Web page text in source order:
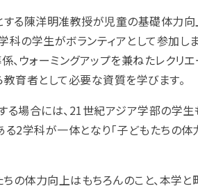
る陳洋明准教授が児童の基礎体力
の学生がボランティアとして参加し
、ウォーミングアップを兼ねたレクリ
育者として必要な資質を学びます。
る場合には、21世紀アジア学部の学
2学科が一体となり「子どもたちの体
ちの体力向上はもちろんのこと、本